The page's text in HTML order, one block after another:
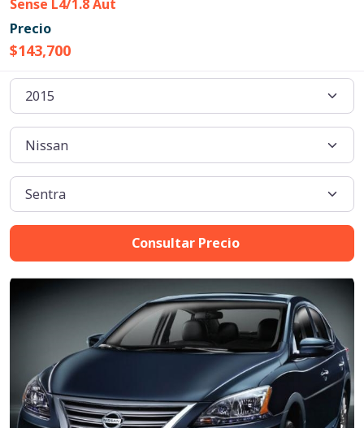
Sense L4/1.8 Aut
Precio
$143,700
Consultar Precio